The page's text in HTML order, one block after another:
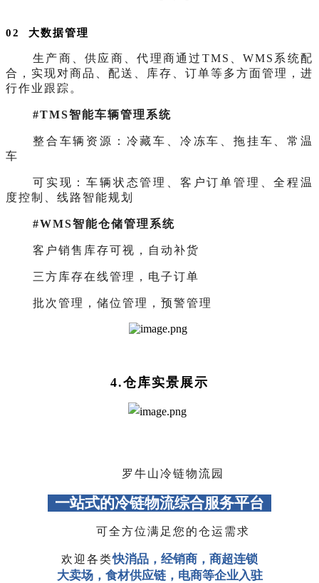
02 大数据管理
生产商、供应商、代理商通过 TMS、WMS系统配
合，实现对商品、配送、库存、订单等多方面管理，进
行作业跟踪。
#TMS智能车辆管理系统
整合车辆资源：冷藏车、冷冻车、拖挂车、常温
车
可实现：车辆状态管理、客户订单管理、全程温
度控制、线路智能规划
#WMS智能仓储管理系统
客户销售库存可视，自动补货
三方库存在线管理，电子订单
批次管理，储位管理，预警管理
4.仓库实景展示
罗牛山冷链物流园
一站式的冷链物流综合服务平台
可全方位满足您的仓运需求
欢迎各类快消品，经销商，商超连锁
大卖场，食材供应链，电商等企业入驻